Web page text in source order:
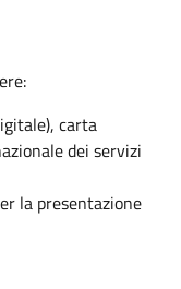
carta
dei servizi
la presentazione